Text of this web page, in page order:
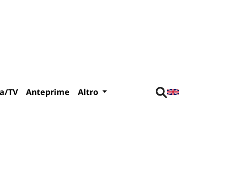
TV Anteprime Altro